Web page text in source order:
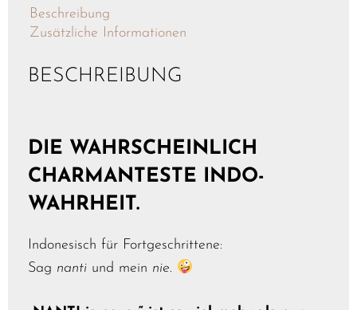
Beschreibung
Zusätzliche Informationen
BESCHREIBUNG
DIE WAHRSCHEINLICH
CHARMANTESTE INDO-
WAHRHEIT.
Indonesisch für Fortgeschrittene:
Sag nanti und mein nie.